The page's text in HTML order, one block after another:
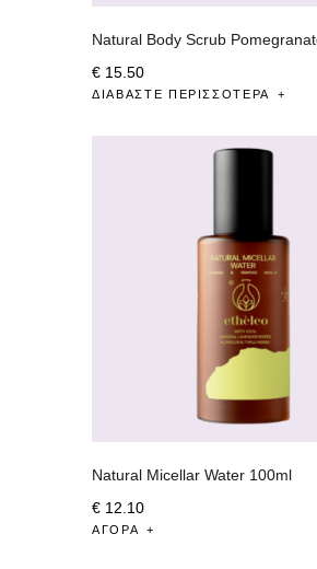
Natural Body Scrub
€ 15. 50
ΔΙΑΒΆΣΤΕ ΠΕΡΙΣΣΌΤΕΡΑ
Natural Micellar Water 100ml
€ 12 10
ΑΓΟΡΆ